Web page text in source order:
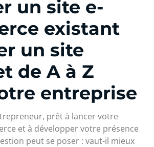
un site e-
existant
un site
de A à Z
entreprise
prêt à lancer votre
et à développer votre présence
peut se poser : vaut-il mieux